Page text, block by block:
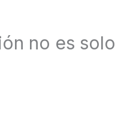
no es solo